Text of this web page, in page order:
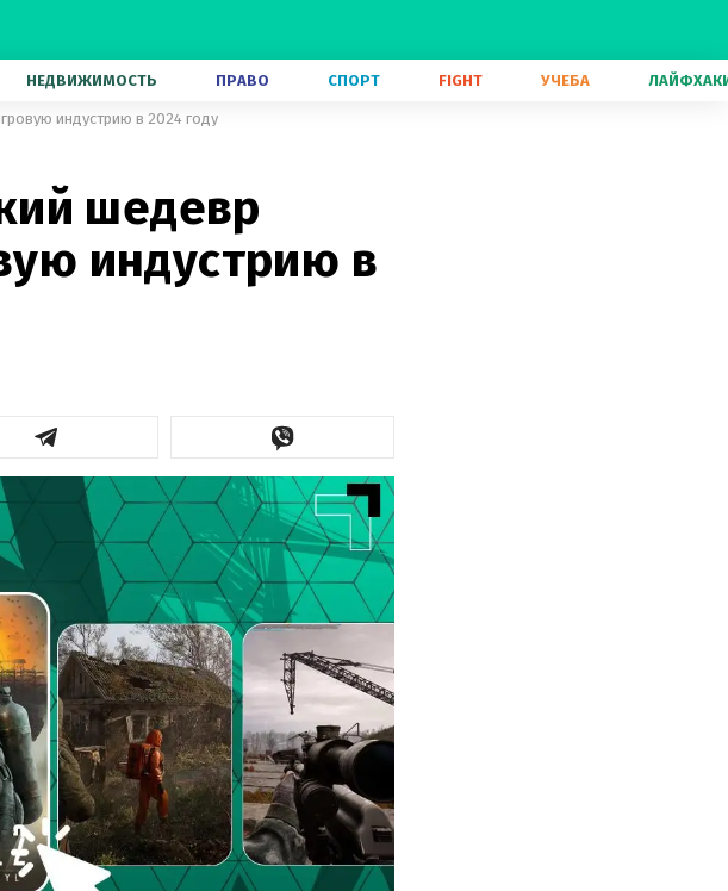
НЕДВИЖИМОСТЬ ПРАВО СПОРТ FIGHT УЧЕБА
индустрию в 2024 году
шедевр
индустрию в